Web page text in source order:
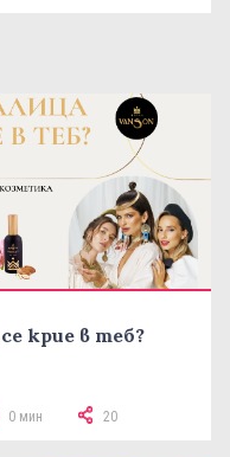
крие в теб?
0 мин 20